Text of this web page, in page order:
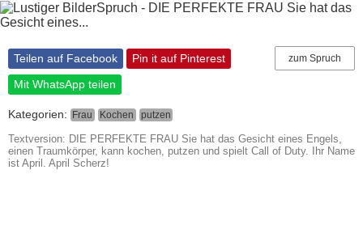
zum Spruch
Teilen auf Facebook
Pin it auf Pinterest
Mit WhatsApp teilen
Kategorien: Frau Kochen putzen
Textversion: DIE PERFEKTE FRAU Sie hat das Gesicht eines Engels,
einen Traumkörper, kann kochen, putzen und spielt Call of Duty. Ihr Name
ist April. April Scherz!